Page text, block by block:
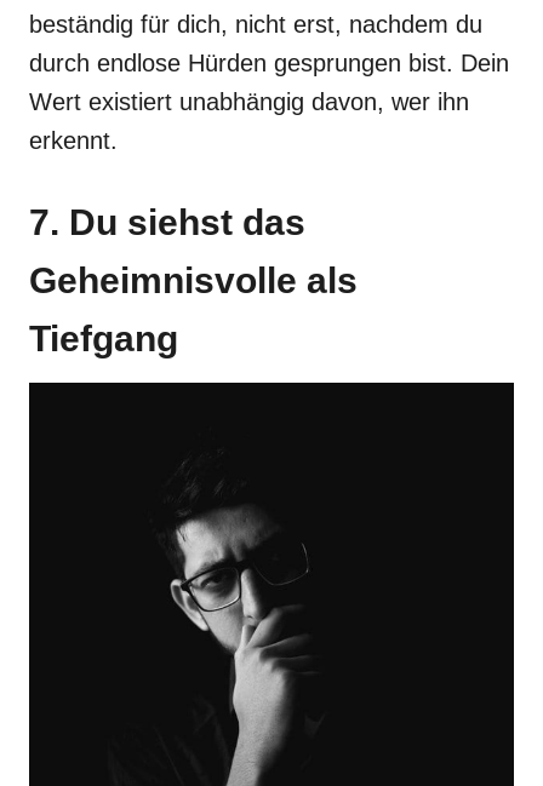
beständig für dich, nicht erst, nachdem du
durch endlose Hürden gesprungen bist. Dein
Wert existiert unabhängig davon, wer ihn
erkennt.
7. Du siehst das
Geheimnisvolle als
Tiefgang